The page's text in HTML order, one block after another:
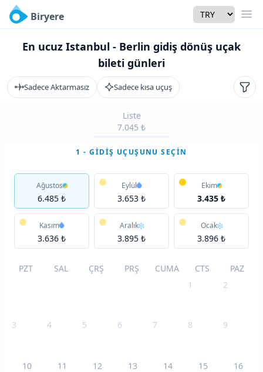
Biryere Currency
En ucuz Istanbul - Berlin gidiş dönüş uçak
bileti günleri
Sadece Aktarmasız Sadece kısa uçuş
Liste
7.045 ₺
1 - GIDIŞ UÇUŞUNU SEÇIN
Ağustos
6.485 ₺
Eylül
3.653 ₺
Ekim
3.435 ₺
Kasım
3.636 ₺
Aralık
3.895 ₺
Ocak
3.896 ₺
PZT SAL ÇRŞ PRŞ CUMA CTS
PAZ
1
2
3 4 5 6 7 8 9
10 11 12 13 14 15 16